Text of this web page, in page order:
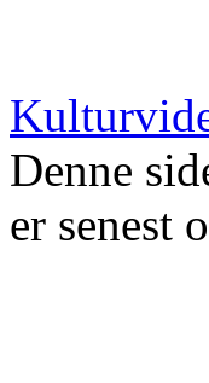
Denne
er senest